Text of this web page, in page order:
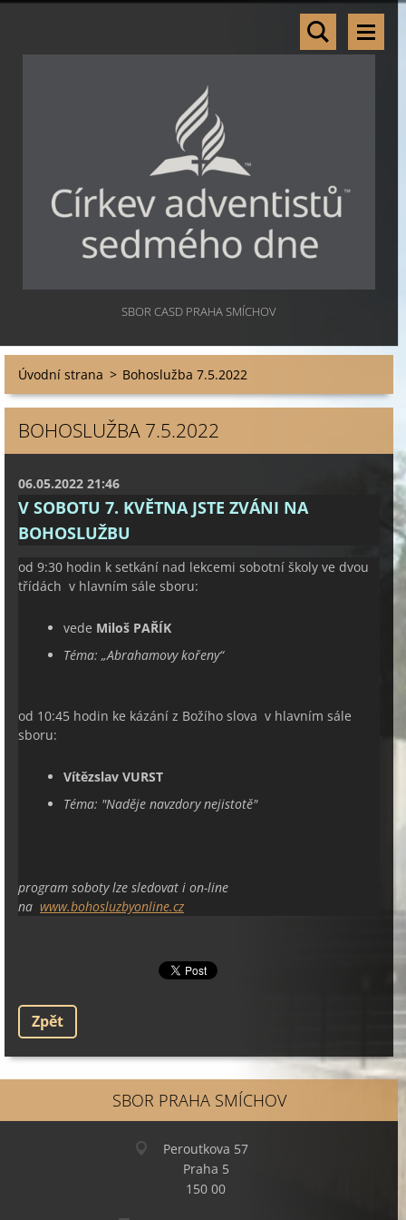
SBOR CASD PRAHA SMÍCHOV
Úvodní strana > Bohoslužba 7.5.2022
BOHOSLUŽBA 7.5.2022
06.05.2022 21:46
V SOBOTU 7. KVĚTNA JSTE ZVÁNI NA
BOHOSLUŽBU
od 9:30 hodin k setkání nad lekcemi sobotní školy ve dvou
třídách v hlavním sále sboru:
vede Miloš PAŘÍK
Téma: „Abrahamovy kořeny“
od 10:45 hodin ke kázání z Božího slova v hlavním sále
sboru:
Vítězslav VURST
Téma: "Naděje navzdory nejistotě"
program soboty lze sledovat i on-line
na www.bohosluzbyonline.cz
Zpět
SBOR PRAHA SMÍCHOV
Peroutkova 57
Praha 5
150 00